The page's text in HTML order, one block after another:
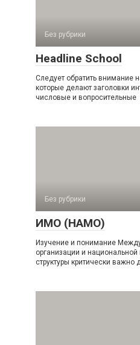
Без рубрики
Headline School
Следует обратить внимание
которые делают заголовки
числовые и вопросительные
Без рубрики
ИМО (НАМО)
Изучение и понимание
организации и
структуры критически важно